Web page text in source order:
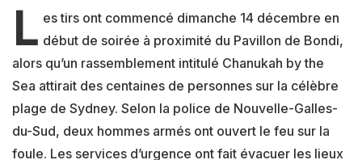
L es tirs ont commencé dimanche 14 décembre en
début de soirée à proximité du Pavillon de Bondi,
alors qu’un rassemblement intitulé Chanukah by the
Sea attirait des centaines de personnes sur la célèbre
plage de Sydney. Selon la police de Nouvelle-Galles-
du-Sud, deux hommes armés ont ouvert le feu sur la
foule. Les services d’urgence ont fait évacuer les lieux